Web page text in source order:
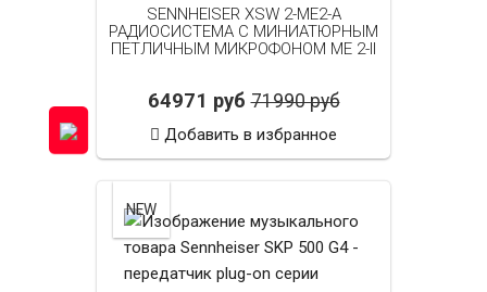
SENNHEISER XSW 2-ME2-A
РАДИОСИСТЕМА С МИНИАТЮРНЫМ
ПЕТЛИЧНЫМ МИКРОФОНОМ ME 2-II
64971 руб 71990 руб
Добавить в избранное
NEW